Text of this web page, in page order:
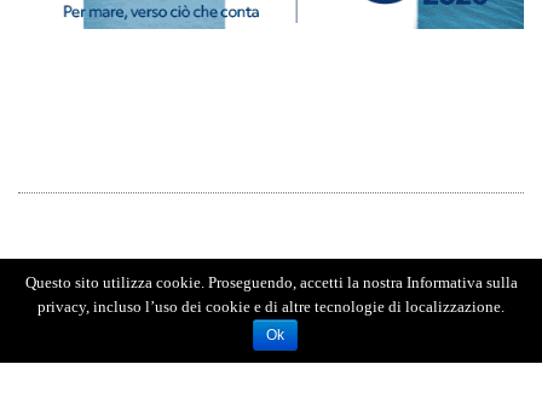
Questo sito utilizza cookie. Proseguendo, accetti la nostra Informativa sulla
privacy, incluso l’uso dei cookie e di altre tecnologie di localizzazione.
Ok